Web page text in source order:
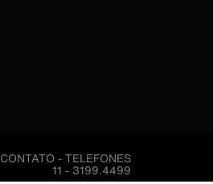
CONTATO - TELEFONES
11 - 3199.4499